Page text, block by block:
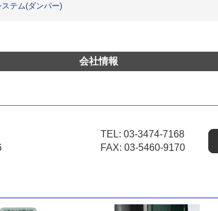
テム(ダンパー)
会社情報
TEL: 03-3474-7168
FAX: 03-5460-9170